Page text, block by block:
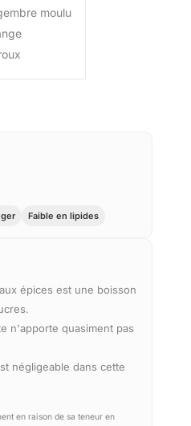
moulu
Faible en lipides
épices est une boisson
n'apporte quasiment pas
négligeable dans cette
en raison de sa teneur en